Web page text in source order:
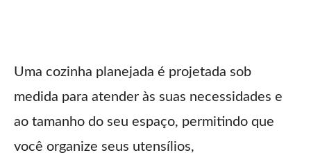
Uma cozinha planejada é projetada sob
medida para atender às suas necessidades e
ao tamanho do seu espaço, permitindo que
você organize seus utensílios,